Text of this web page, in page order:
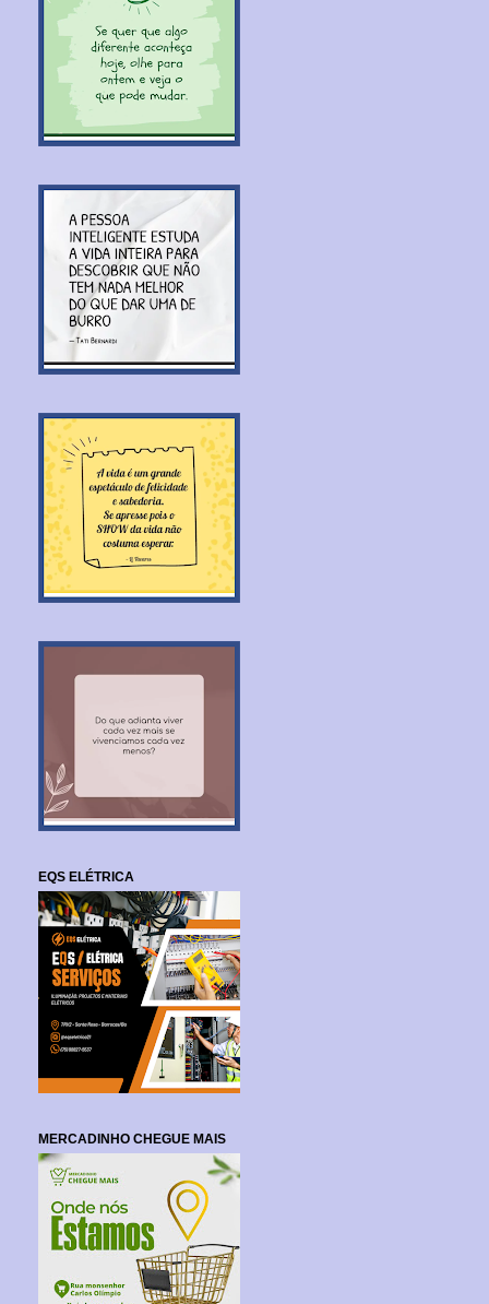
EQS ELÉTRICA
MERCADINHO CHEGUE MAIS